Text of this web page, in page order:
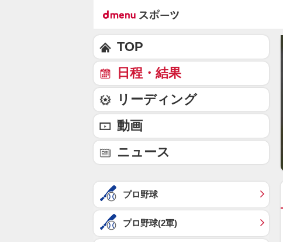
TOP
日程・結果
リーディング
動画
ニュース
プロ野球
プロ野球(2軍)